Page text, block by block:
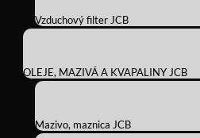
Vzduchový filter JCB
OLEJE, MAZIVÁ A KVAPALINY JCB
Mazivo, maznica JCB